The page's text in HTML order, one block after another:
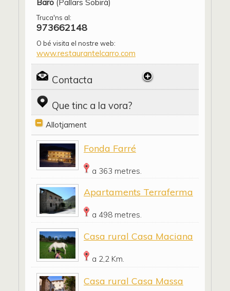
Baro (Pallars Sobirà)
Truca'ns al:
973662148
O bé visita el nostre web:
www.restaurantelcarro.com
Contacta
Que tinc a la vora?
Allotjament
Fonda Farré
a 363 metres.
Apartaments Terraferma
a 498 metres.
Casa rural Casa Maciana
a 2,2 Km.
Casa rural Casa Massa